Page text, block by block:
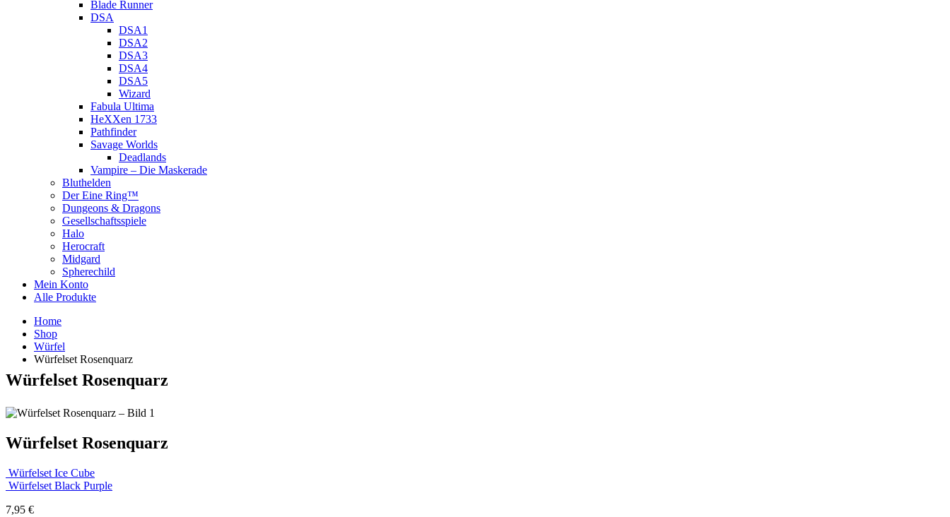
Blade Runner
DSA
DSA1
DSA2
DSA3
DSA4
DSA5
Wizard
Fabula Ultima
HeXXen 1733
Pathfinder
Savage Worlds
Deadlands
Vampire – Die Maskerade
Bluthelden
Der Eine Ring™
Dungeons & Dragons
Gesellschaftsspiele
Halo
Herocraft
Midgard
Spherechild
Mein Konto
Alle Produkte
Home
Shop
Würfel
Würfelset Rosenquarz
Würfelset Rosenquarz
Würfelset Rosenquarz
Würfelset Ice Cube
Würfelset Black Purple
7,95 €